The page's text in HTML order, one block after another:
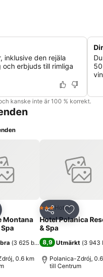
inklusive den rejäla
erbjuds till rimliga
kanske inte är 100 % korrekt.
till i Mina Favoriter
Montana
(3 625 betyg)
0.6 km
Dela Lägg till
3 Stjärnor
Hotell
Hotel Polanica
& Spa
8,9 Utmärkt (3 943
Polanica-Zdrój,
till Centrum